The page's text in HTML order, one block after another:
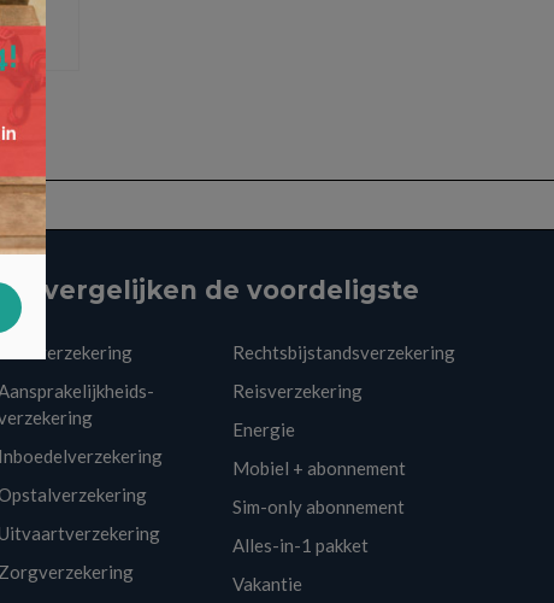
een
vergelijken de voordeligste
Autoverzekering
Inboedelverzekering
Zorgverzekering
Rechtsbijstandsverzekering
Reisverzekering
Energie
Mobiel + abonnement
Sim-only abonnement
Alles-in-1 pakket
Vakantie